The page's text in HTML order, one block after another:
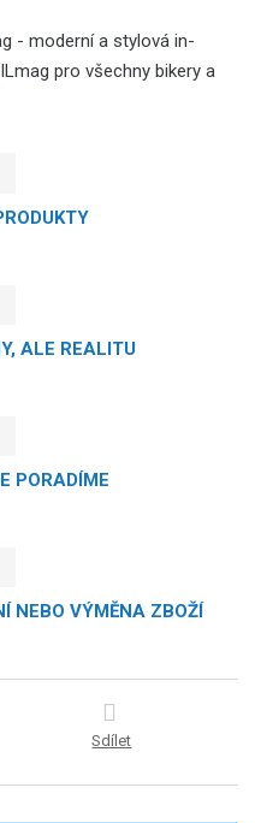
- moderní a stylová in-
pro všechny bikery a
ALE REALITU
PORADÍME
NEBO VÝMĚNA ZBOŽÍ
Sdílet